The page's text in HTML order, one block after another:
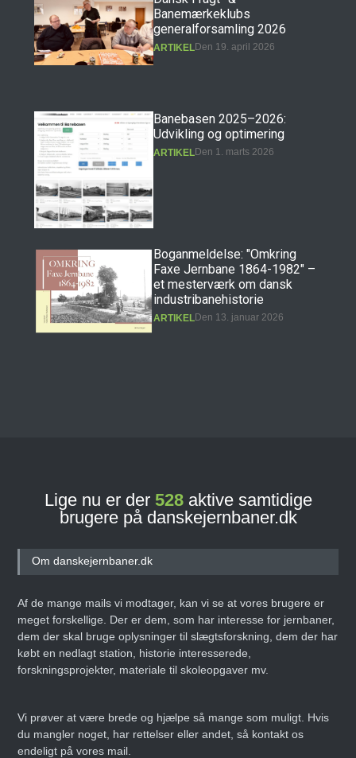
Banemærkeklubs
generalforsamling 2026
ARTIKELDen 19. april 2026
Banebasen 2025–2026:
Udvikling og optimering
ARTIKELDen 1. marts 2026
Boganmeldelse: "Omkring
Faxe Jernbane 1864-1982" –
et mesterværk om dansk
industribanehistorie
ARTIKELDen 13. januar 2026
Banebasen: Det nye digitale
ARTIKEL
Danmarks Jernbanemuseum
fejrer 50-års jubilæum med
ARTIKELDen 14. juni 2025
Lige nu er der 528aktive samtidige
brugere på danskejernbaner.dk
Om danskejernbaner.dk
Af de mange mails vi modtager, kan vi se at vores brugere er
meget forskellige. Der er dem, som har interesse for jernbaner,
dem der skal bruge oplysninger til slægtsforskning, dem der har
købt en nedlagt station, historie interesserede,
forskningsprojekter, materiale til skoleopgaver mv.
Vi prøver at være brede og hjælpe så mange som muligt. Hvis
du mangler noget, har rettelser eller andet, så kontakt os
endeligt på vores mail.